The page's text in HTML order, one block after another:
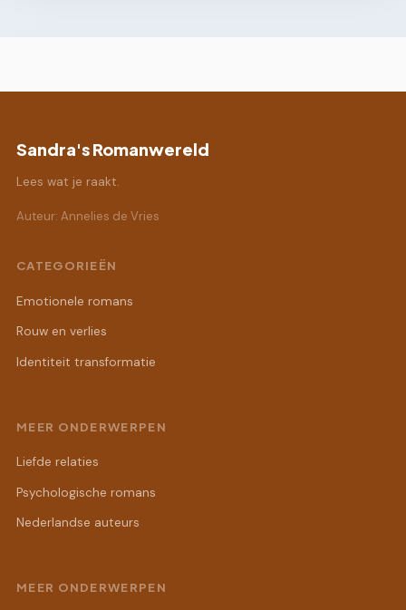
Sandra's Romanwereld
Lees wat je raakt.
Auteur: Annelies de Vries
CATEGORIEËN
Emotionele romans
Rouw en verlies
Identiteit transformatie
MEER ONDERWERPEN
Liefde relaties
Psychologische romans
Nederlandse auteurs
MEER ONDERWERPEN